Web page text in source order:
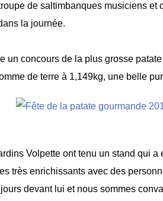
de saltimbanques musiciens et
la journée.
un concours de la plus grosse
de terre à 1,149kg, une belle
Volpette ont tenu un stand qui a
très enrichissants avec des
devant lui et nous sommes